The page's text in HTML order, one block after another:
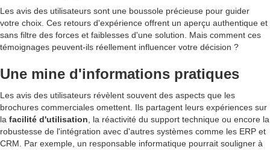
Les avis des utilisateurs sont une boussole précieuse pour guider
votre choix. Ces retours d'expérience offrent un aperçu authentique et
sans filtre des forces et faiblesses d'une solution. Mais comment ces
témoignages peuvent-ils réellement influencer votre décision ?
Une mine d'informations pratiques
Les avis des utilisateurs révèlent souvent des aspects que les
brochures commerciales omettent. Ils partagent leurs expériences sur
la facilité d'utilisation, la réactivité du support technique ou encore la
robustesse de l'intégration avec d'autres systèmes comme les ERP et
CRM. Par exemple, un responsable informatique pourrait souligner à